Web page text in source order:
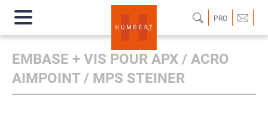
PRO
EMBASE + VIS POUR APX / ACRO
AIMPOINT / MPS STEINER